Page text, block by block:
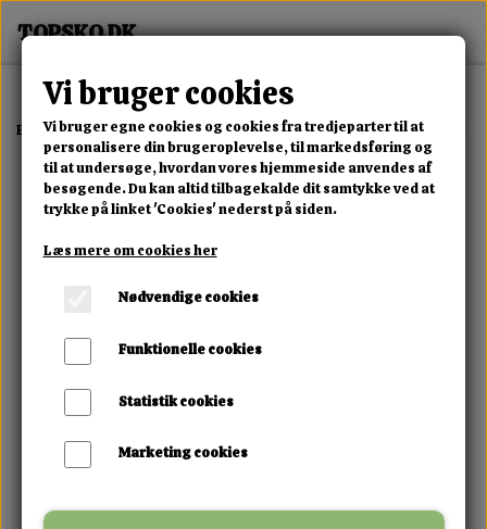
Forside Erotisk Kollektion Dvd Bestseller Erotic Video Magazine
Vi bruger cookies
Vi bruger egne cookies og cookies fra tredjeparter til at
personalisere din brugeroplevelse, til markedsføring og
til at undersøge, hvordan vores hjemmeside anvendes af
besøgende. Du kan altid tilbagekalde dit samtykke ved at
trykke på linket 'Cookies' nederst på siden.
Læs mere om cookies her
Nødvendige cookies
Funktionelle cookies
Statistik cookies
Marketing cookies